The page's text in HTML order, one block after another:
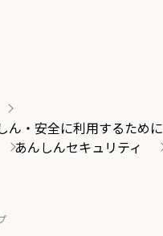
ん・安全に利用するために
あんしんセキュリティ